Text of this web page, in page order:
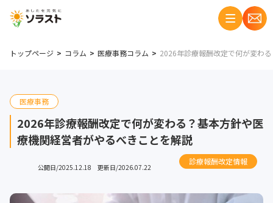
トップページ コラム 医療事務コラム 2026年診療報酬改定で何が変わ
医療事務
2026年診療報酬改定で何が変わる？基本方針や医
療機関経営者がやるべきことを解説
公開日/2025.12.18 更新日/2026.07.22
診療報酬改定情報